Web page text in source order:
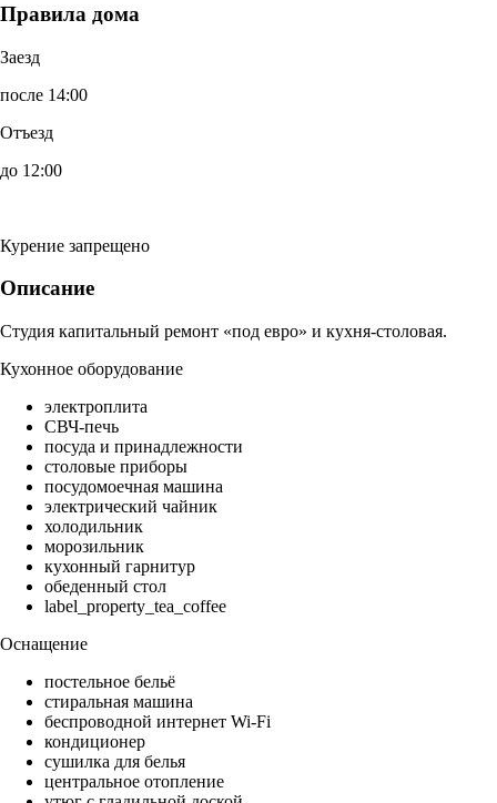
Правила дома
Заезд
после 14:00
Отъезд
до 12:00
Курение запрещено
Описание
Студия капитальный ремонт «под евро» и кухня-столовая.
Кухонное оборудование
электроплита
СВЧ-печь
посуда и принадлежности
столовые приборы
посудомоечная машина
электрический чайник
холодильник
морозильник
кухонный гарнитур
обеденный стол
label_property_tea_coffee
Оснащение
постельное бельё
стиральная машина
беспроводной интернет Wi-Fi
кондиционер
сушилка для белья
центральное отопление